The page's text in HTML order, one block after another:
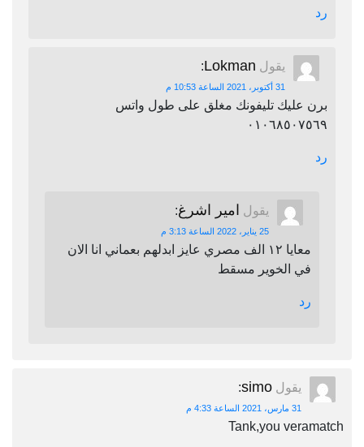
رد
يقول Lokman
:
31 أكتوبر، 2021 الساعة 10:53 م
برن عليك تليفونك مغلق على طول واتس
٠١٠٦٨٥٠٧٥٦٩
رد
يقول امير اشرغ:
25 يناير، 2022 الساعة 3:13 م
معايا ١٢ الف مصري عايز ابدلهم بعماني انا الان
في الخوير مسقط
رد
يقول simo
:
31 مارس، 2021 الساعة 4:33 م
Tank,you veramatch